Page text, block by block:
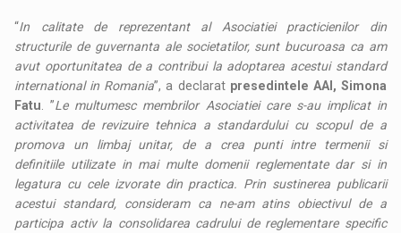
“In calitate de reprezentant al Asociatiei practicienilor din
structurile de guvernanta ale societatilor, sunt bucuroasa ca am
avut oportunitatea de a contribui la adoptarea acestui standard
international in Romania”, a declarat presedintele AAI, Simona
Fatu . ”Le multumesc membrilor Asociatiei care s-au implicat in
activitatea de revizuire tehnica a standardului cu scopul de a
promova un limbaj unitar, de a crea punti intre termenii si
definitiile utilizate in mai multe domenii reglementate dar si in
legatura cu cele izvorate din practica. Prin sustinerea publicarii
acestui standard, consideram ca ne-am atins obiectivul de a
participa activ la consolidarea cadrului de reglementare specific